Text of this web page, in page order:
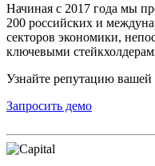
Начиная с 2017 года мы
200 российских и
секторов экономики,
ключевыми
Узнайте репутацию
Запросить демо